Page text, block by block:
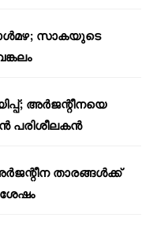
സാകയുടെ
അർജന്റീനയെ
പരിശീലകൻ
താരങ്ങൾക്ക്